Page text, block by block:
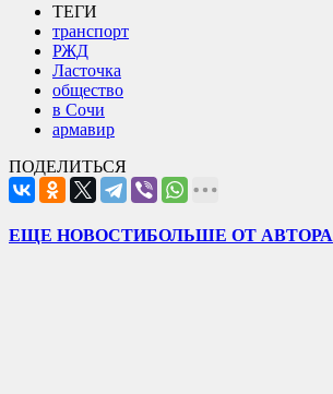
ТЕГИ
транспорт
РЖД
Ласточка
общество
в Сочи
армавир
ПОДЕЛИТЬСЯ
ЕЩЕ НОВОСТИБОЛЬШЕ ОТ АВТОРА